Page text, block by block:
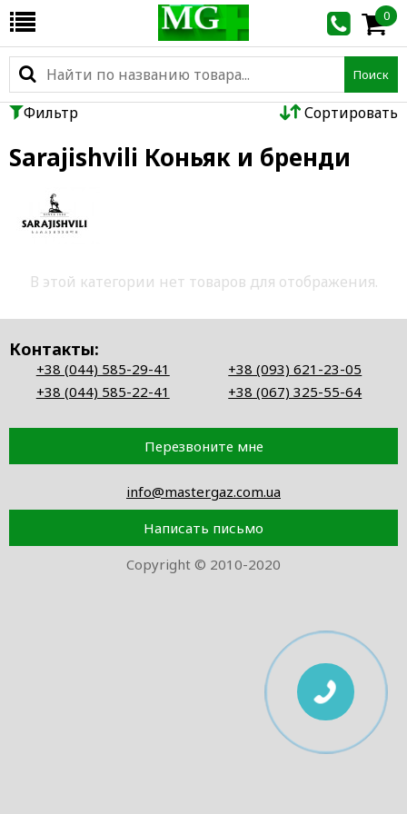
0
Поиск
Sarajishvili Коньяк и бренди
Фильтр Сортировать
В этой категории нет товаров для отображения.
Контакты:
+38 (044) 585-29-41
+38 (093) 621-23-05
+38 (044) 585-22-41
+38 (067) 325-55-64
Перезвоните мне
info@mastergaz.com.ua
Написать письмо
Copyright © 2010-2020